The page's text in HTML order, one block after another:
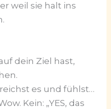
weil sie halt ins
dein Ziel hast,
es und fühlst…
Kein: „YES, das